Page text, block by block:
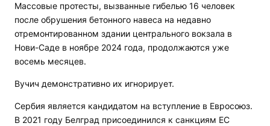
Массовые протесты, вызванные гибелью 16 человек
после обрушения бетонного навеса на недавно
отремонтированном здании центрального вокзала в
Нови-Саде в ноябре 2024 года, продолжаются уже
восемь месяцев.
Вучич демонстративно их игнорирует.
Сербия является кандидатом на вступление в Евросоюз.
В 2021 году Белград присоединился к санкциям ЕС